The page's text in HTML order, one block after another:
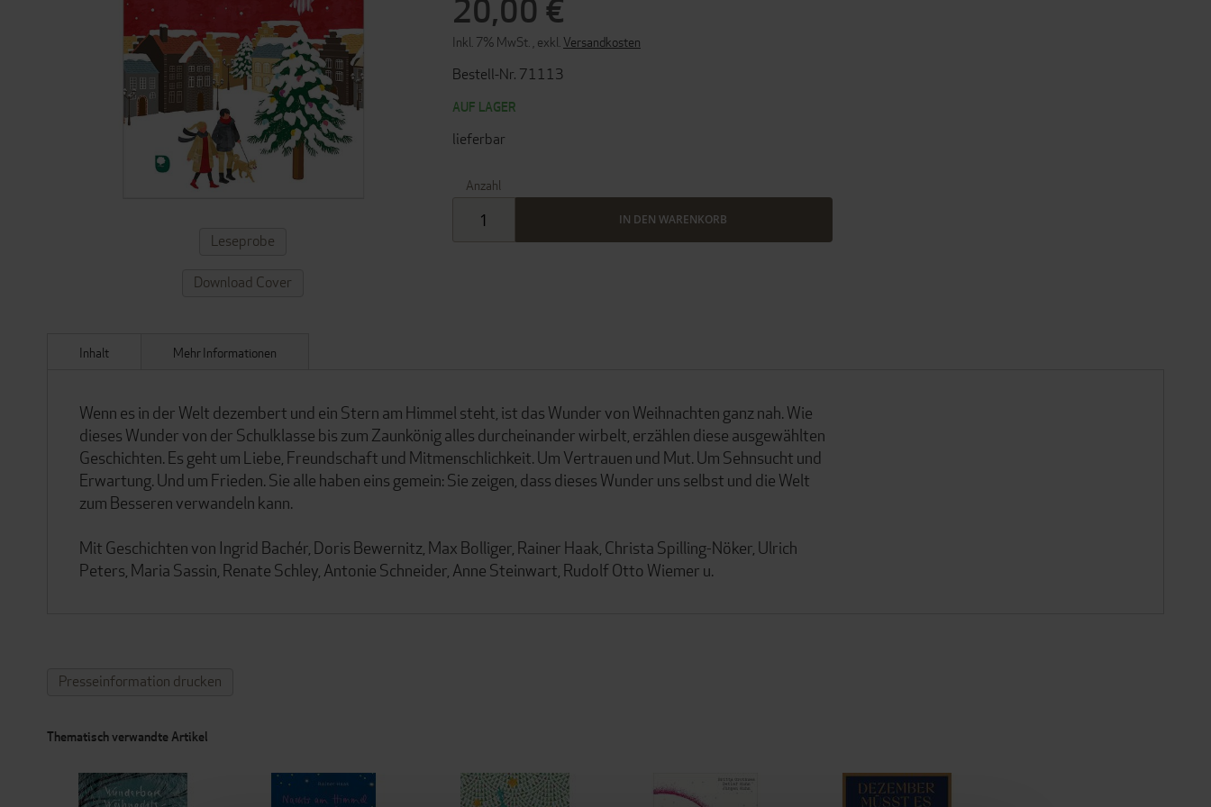
20,00 €
Inkl. 7% MwSt. , exkl. Versandkosten
Bestell-Nr. 71113
AUF LAGER
lieferbar
Anzahl
IN DEN WARENKORB
ZUM
ANFANG
BILDERGALERIE
Leseprobe
Download Cover
Inhalt
Wenn es in der Welt dezembert und ein Stern am Himmel steht, ist das Wunder von Weihnachten ganz nah. Wie
dieses Wunder von der Schulklasse bis zum Zaunkönig alles durcheinander wirbelt, erzählen diese ausgewählten
Geschichten. Es geht um Liebe, Freundschaft und Mitmenschlichkeit. Um Vertrauen und Mut. Um Sehnsucht und
Erwartung. Und um Frieden. Sie alle haben eins gemein: Sie zeigen, dass dieses Wunder uns selbst und die Welt
zum Besseren verwandeln kann.
Mit Geschichten von Ingrid Bachér, Doris Bewernitz, Max Bolliger, Rainer Haak, Christa Spilling-Nöker, Ulrich
Peters, Maria Sassin, Renate Schley, Antonie Schneider, Anne Steinwart, Rudolf Otto Wiemer u.
Mehr Informationen
Presseinformation drucken
Thematisch verwandte Artikel